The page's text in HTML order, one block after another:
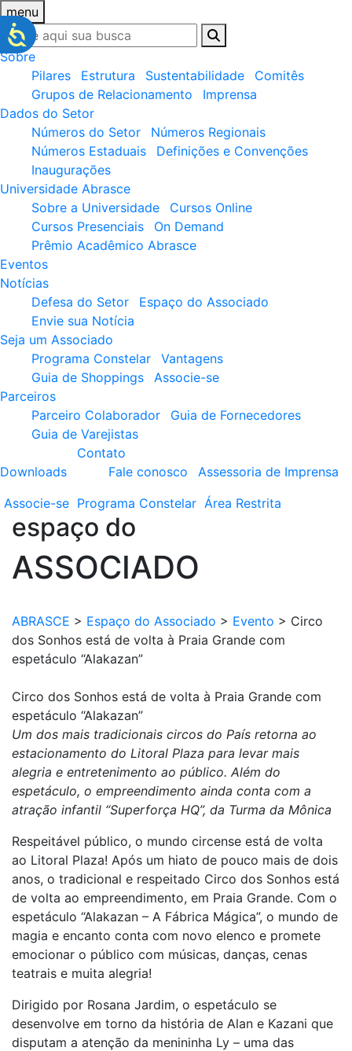
menu
Sobre
Pilares
Estrutura Sustentabilidade
Comitês
Grupos de Relacionamento
Imprensa
Dados do Setor
Números do Setor
Números Regionais
Números Estaduais
Definições e Convenções
Inaugurações
Universidade Abrasce
Sobre a Universidade
Cursos Online
Cursos Presenciais
On Demand
Prêmio Acadêmico Abrasce
Eventos
Notícias
Defesa do Setor
Espaço do Associado
Envie sua Notícia
Seja um Associado
Programa Constelar
Vantagens
Guia de Shoppings
Associe-se
Parceiros
Parceiro Colaborador
Guia de Fornecedores
Guia de Varejistas
Downloads
Contato
Fale conosco
Assessoria de Imprensa
Associe-se Programa Constelar Área Restrita
espaço do
ASSOCIADO
ABRASCE > Espaço do Associado > Evento > Circo
dos Sonhos está de volta à Praia Grande com
espetáculo “Alakazan”
Circo dos Sonhos está de volta à Praia Grande com
espetáculo “Alakazan”
Um dos mais tradicionais circos do País retorna ao
estacionamento do Litoral Plaza para levar mais
alegria e entretenimento ao público. Além do
espetáculo, o empreendimento ainda conta com a
atração infantil “Superforça HQ”, da Turma da Mônica
Respeitável público, o mundo circense está de volta
ao Litoral Plaza! Após um hiato de pouco mais de dois
anos, o tradicional e respeitado Circo dos Sonhos está
de volta ao empreendimento, em Praia Grande. Com o
espetáculo “Alakazan – A Fábrica Mágica”, o mundo de
magia e encanto conta com novo elenco e promete
emocionar o público com músicas, danças, cenas
teatrais e muita alegria!
Dirigido por Rosana Jardim, o espetáculo se
desenvolve em torno da história de Alan e Kazani que
disputam a atenção da menininha Ly – uma das